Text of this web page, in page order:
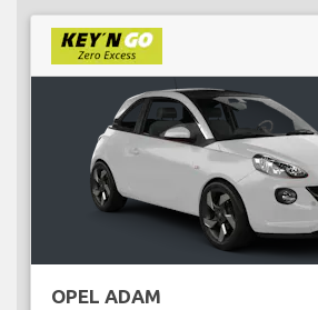
OPEL ADAM